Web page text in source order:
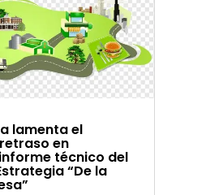
lamenta el
en
técnico del
“De la